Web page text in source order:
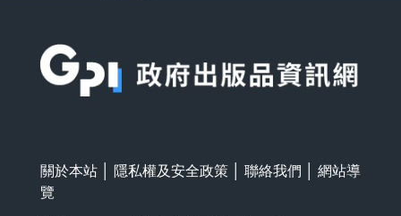
關於本站 隱私權及安全政策 聯絡我們
網站導
覽